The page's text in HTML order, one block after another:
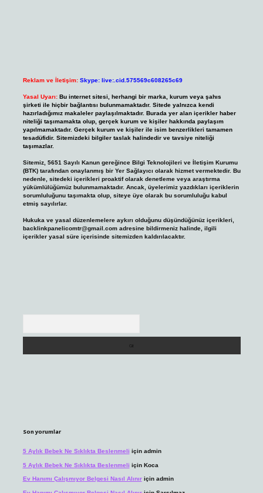
Reklam ve İletişim: Skype: live:.cid.575569c608265c69
Yasal Uyarı: Bu internet sitesi, herhangi bir marka, kurum veya şahıs
şirketi ile hiçbir bağlantısı bulunmamaktadır. Sitede yalnızca kendi
hazırladığımız makaleler paylaşılmaktadır. Burada yer alan içerikler haber
niteliği taşımamakta olup, gerçek kurum ve kişiler hakkında paylaşım
yapılmamaktadır. Gerçek kurum ve kişiler ile isim benzerlikleri tamamen
tesadüfidir. Sitemizdeki bilgiler taslak halindedir ve tavsiye niteliği
taşımazlar.
Sitemiz, 5651 Sayılı Kanun gereğince Bilgi Teknolojileri ve İletişim Kurumu
(BTK) tarafından onaylanmış bir Yer Sağlayıcı olarak hizmet vermektedir. Bu
nedenle, sitedeki içerikleri proaktif olarak denetleme veya araştırma
yükümlülüğümüz bulunmamaktadır. Ancak, üyelerimiz yazdıkları içeriklerin
sorumluluğunu taşımakta olup, siteye üye olarak bu sorumluluğu kabul
etmiş sayılırlar.
Hukuka ve yasal düzenlemelere aykırı olduğunu düşündüğünüz içerikleri,
backlinkpanelicomtr@gmail.comadresine bildirmeniz halinde, ilgili
içerikler yasal süre içerisinde sitemizden kaldırılacaktır.
Son yorumlar
5 Aylık Bebek Ne Sıklıkta Beslenmeli için admin
5 Aylık Bebek Ne Sıklıkta Beslenmeli için Koca
Ev Hanımı Çalışmıyor Belgesi Nasıl Alınıriçin admin